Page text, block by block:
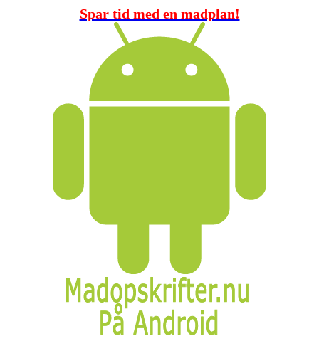
Spar tid med en madplan!